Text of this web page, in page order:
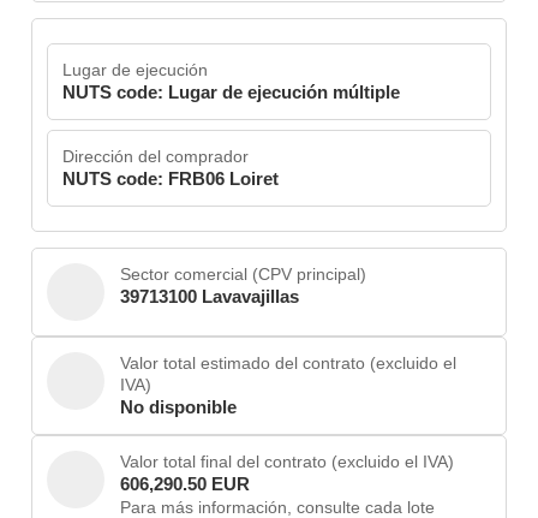
Lugar de ejecución
NUTS code: Lugar de ejecución múltiple
Dirección del comprador
NUTS code: FRB06 Loiret
Sector comercial (CPV principal)
39713100 Lavavajillas
Valor total estimado del contrato (excluido el
IVA)
No disponible
Valor total final del contrato (excluido el IVA)
606,290.50 EUR
Para más información, consulte cada lote